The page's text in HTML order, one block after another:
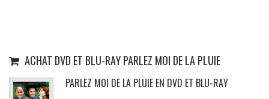
ACHAT DVD ET BLU-RAY PARLEZ MOI DE LA PLUIE
PARLEZ MOI DE LA PLUIE EN DVD ET BLU-RAY